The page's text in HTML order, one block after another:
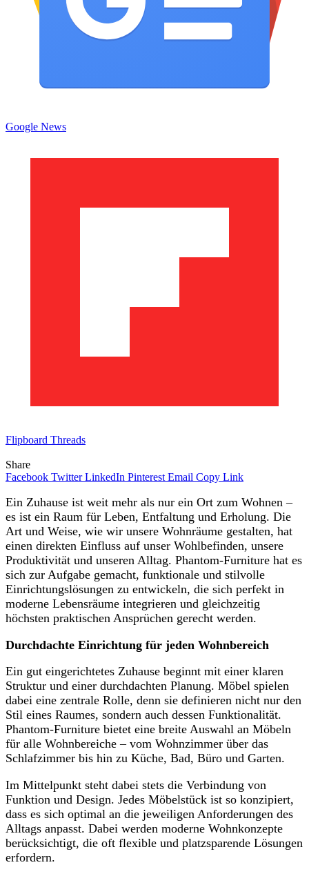
Google News
Flipboard Threads
Share
Facebook Twitter LinkedIn Pinterest Email Copy Link
Ein Zuhause ist weit mehr als nur ein Ort zum Wohnen –
es ist ein Raum für Leben, Entfaltung und Erholung. Die
Art und Weise, wie wir unsere Wohnräume gestalten, hat
einen direkten Einfluss auf unser Wohlbefinden, unsere
Produktivität und unseren Alltag. Phantom-Furniture hat es
sich zur Aufgabe gemacht, funktionale und stilvolle
Einrichtungslösungen zu entwickeln, die sich perfekt in
moderne Lebensräume integrieren und gleichzeitig
höchsten praktischen Ansprüchen gerecht werden.
Durchdachte Einrichtung für jeden Wohnbereich
Ein gut eingerichtetes Zuhause beginnt mit einer klaren
Struktur und einer durchdachten Planung. Möbel spielen
dabei eine zentrale Rolle, denn sie definieren nicht nur den
Stil eines Raumes, sondern auch dessen Funktionalität.
Phantom-Furniture bietet eine breite Auswahl an Möbeln
für alle Wohnbereiche – vom Wohnzimmer über das
Schlafzimmer bis hin zu Küche, Bad, Büro und Garten.
Im Mittelpunkt steht dabei stets die Verbindung von
Funktion und Design. Jedes Möbelstück ist so konzipiert,
dass es sich optimal an die jeweiligen Anforderungen des
Alltags anpasst. Dabei werden moderne Wohnkonzepte
berücksichtigt, die oft flexible und platzsparende Lösungen
erfordern.